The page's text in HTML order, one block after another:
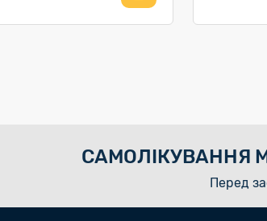
САМОЛІКУВАННЯ
Перед